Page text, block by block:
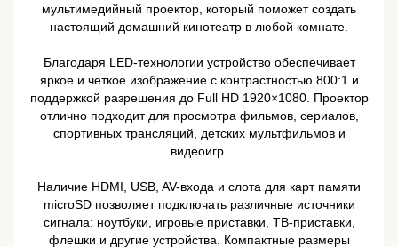
мультимедийный проектор, который поможет создать
настоящий домашний кинотеатр в любой комнате.
Благодаря LED-технологии устройство обеспечивает
яркое и четкое изображение с контрастностью 800:1 и
поддержкой разрешения до Full HD 1920×1080. Проектор
отлично подходит для просмотра фильмов, сериалов,
спортивных трансляций, детских мультфильмов и
видеоигр.
Наличие HDMI, USB, AV-входа и слота для карт памяти
microSD позволяет подключать различные источники
сигнала: ноутбуки, игровые приставки, ТВ-приставки,
флешки и другие устройства. Компактные размеры